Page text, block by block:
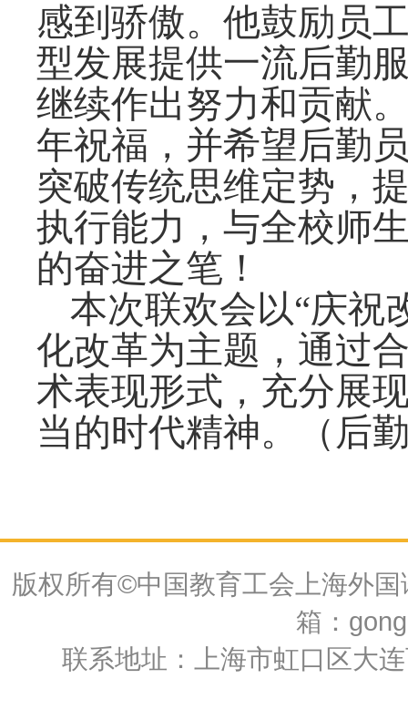
感到骄傲。他鼓励员
型发展提供一流后勤
继续作出努力和贡献
年祝福，并希望后勤
突破传统思维定势，
执行能力，与全校师
的奋进之笔！
本次联欢会以“庆祝
化改革为主题，通过
术表现形式，充分展
当的时代精神。（后
版权所有©中国教育工会上海外
箱：
联系地址：上海市虹口区大